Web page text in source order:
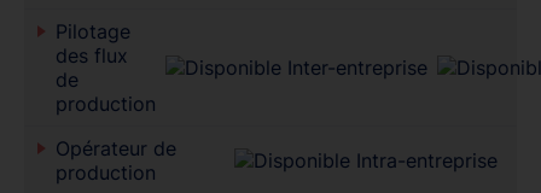
Pilotage
des flux
de
production
Opérateur de
production